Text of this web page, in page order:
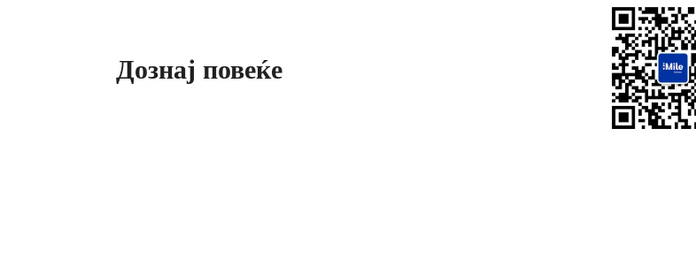
Дознај повеќе